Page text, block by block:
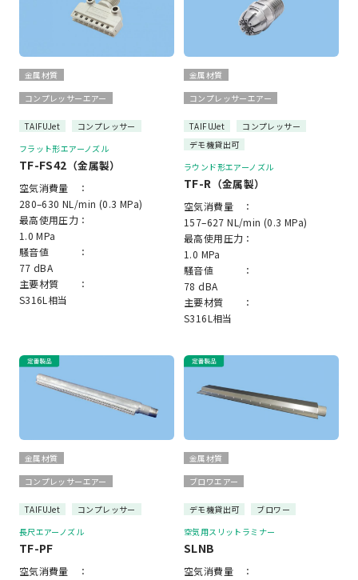
金属材質
コンプレッサーエアー
TAIFUJet
コンプレッサー
フラット形エアーノズル
TF-FS42 （金属製）
空気消費量 ：
280–630 NL/min (0.3 MPa)
最高使用圧力：
1.0 MPa
騒音値 ：
77 dBA
主要材質 ：
S316L相当
金属材質
コンプレッサーエアー
TAIFUJet
コンプレッサー
デモ機貸出可
ラウンド形エアーノズル
TF-R （金属製）
空気消費量 ：
157–627 NL/min (0.3 MPa)
最高使用圧力：
1.0 MPa
騒音値 ：
78 dBA
主要材質 ：
S316L相当
金属材質
コンプレッサーエアー
TAIFUJet
コンプレッサー
長尺エアーノズル
TF-PF
空気消費量 ：
金属材質
ブロワエアー
デモ機貸出可
ブロワー
空気用スリットラミナー
SLNB
空気消費量 ：